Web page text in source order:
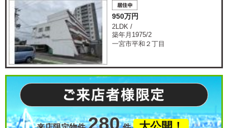
950万円
2LDK /
築年月1975/2
一宮市平和２丁目
280